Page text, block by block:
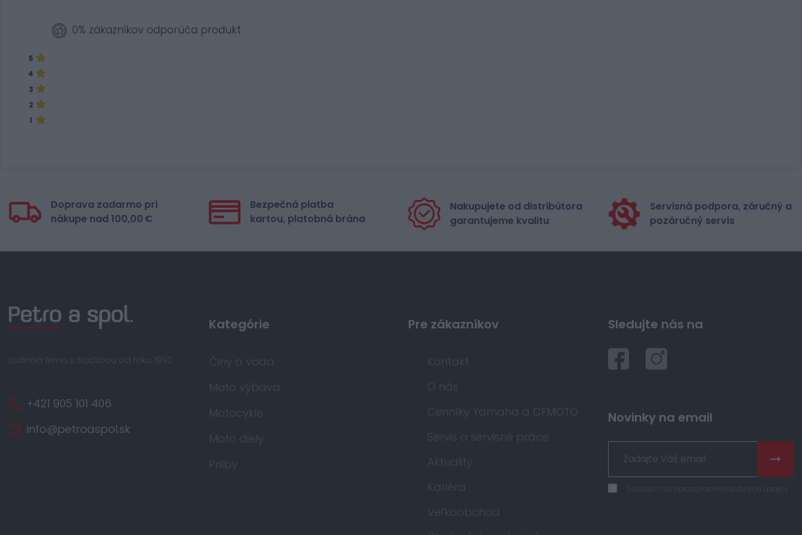
0% zákazníkov odporúča produkt
5
4
3
2
1
Doprava zadarmo pri
nákupe nad 100,00 €
Bezpečná platba
kartou, platobná brána
Nakupujete od distribútora
garantujeme kvalitu
Servisná podpora, záručný a
pozáručný servis
rodinná firma s tradíciou od roku 1992
+421 905 101 406
info@petroaspol.sk
Sledujte nás na
Novinky na email
Súhlasím so spracovaním osobných údajov
Kategórie
Člny a voda
Moto výbava
Motocykle
Moto diely
Prilby
Pre zákazníkov
Kontakt
O nás
Cenníky Yamaha a CFMOTO
Servis a servisné práce
Aktuality
Kariéra
Veľkoobchod